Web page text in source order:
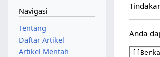
Anda
Navigasi
Tentang
Daftar Artikel
Artikel Mentah